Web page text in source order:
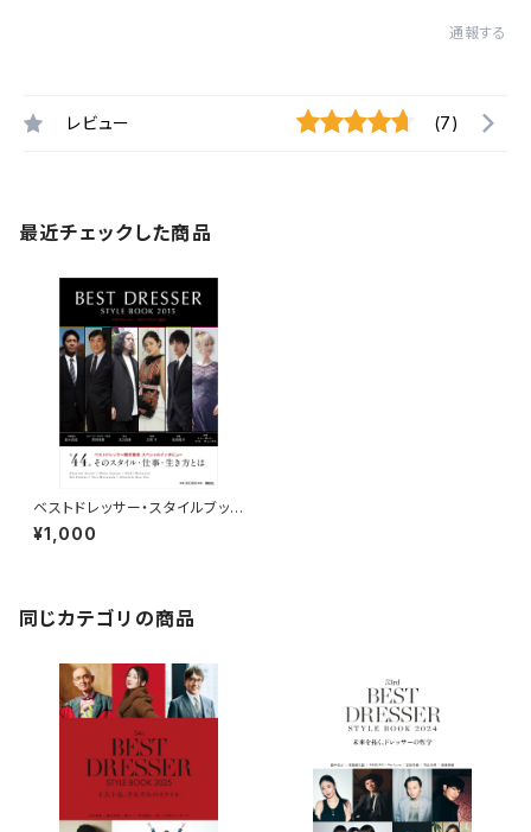
通報する
レビュー (7)
最近チェックした商品
ベストドレッサー・スタイルブック
2015
¥1,000
同じカテゴリの商品